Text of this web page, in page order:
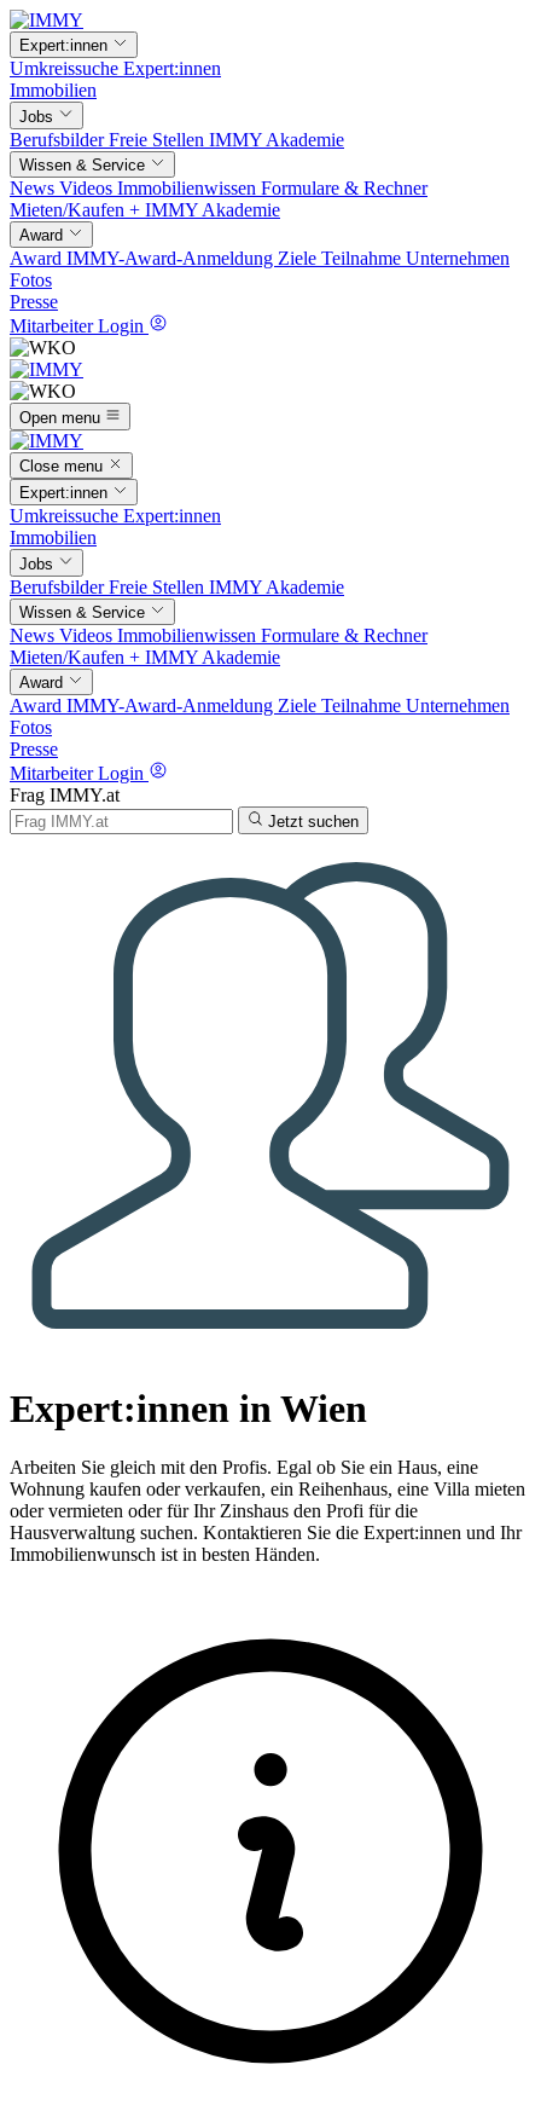
Expert:innen
Umkreissuche Expert:innen
Immobilien
Jobs
BerufsbilderFreie Stellen IMMY Akademie
Wissen & Service
News Videos Immobilienwissen Formulare & Rechner
Mieten/Kaufen + IMMY Akademie
Award
Award IMMY-Award-Anmeldung Ziele Teilnahme Unternehmen
Fotos
Presse
Mitarbeiter Login
Open menu
Close menu
Expert:innen
Umkreissuche Expert:innen
Immobilien
Jobs
BerufsbilderFreie Stellen IMMY Akademie
Wissen & Service
News Videos Immobilienwissen Formulare & Rechner
Mieten/Kaufen + IMMY Akademie
Award
Award IMMY-Award-Anmeldung Ziele Teilnahme Unternehmen
Fotos
Presse
Mitarbeiter Login
Frag IMMY.at
Jetzt suchen
Expert:innen in Wien
Arbeiten Sie gleich mit den Profis. Egal ob Sie ein Haus, eine
Wohnung kaufen oder verkaufen, ein Reihenhaus, eine Villa mieten
oder vermieten oder für Ihr Zinshaus den Profi für die
Hausverwaltung suchen. Kontaktieren Sie die Expert:innen und Ihr
Immobilienwunsch ist in besten Händen.